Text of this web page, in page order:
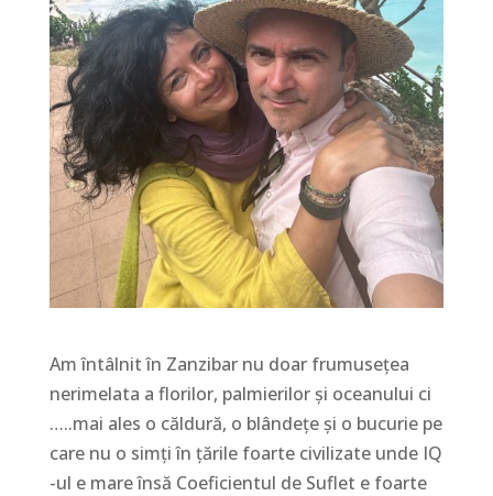
Am întâlnit în Zanzibar nu doar frumusețea
nerimelata a florilor, palmierilor și oceanului ci
…..mai ales o căldură, o blândețe și o bucurie pe
care nu o simți în țările foarte civilizate unde IQ
-ul e mare însă Coeficientul de Suflet e foarte